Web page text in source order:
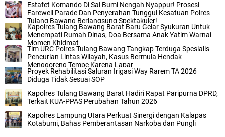
Estafet Komando Di Sai Bumi Nengah Nyappur! Prosesi
Farewell Parade Dan Penyerahan Tunggul Kesatuan Polres
Tulang Bawang Berlangsung Spektakuler!
Kapolres Tulang Bawang Barat Baru Gelar Syukuran Untuk
Menempati Rumah Dinas, Doa Bersama Anak Yatim Warnai
Momen Khidmat
Tim URC Polres Tulang Bawang Tangkap Terduga Spesialis
Pencurian Lintas Wilayah, Kasus Bermula Hendak
Menggoreng Tempe Karena Lapar
Proyek Rehabilitasi Saluran Irigasi Way Rarem TA 2026
Diduga Tidak Sesuai SOP
Kapolres Tulang Bawang Barat Hadiri Rapat Paripurna DPRD,
Terkait KUA-PPAS Perubahan Tahun 2026
Kapolres Lampung Utara Perkuat Sinergi dengan Kalapas
Kotabumi, Bahas Pemberantasan Narkoba dan Pungli